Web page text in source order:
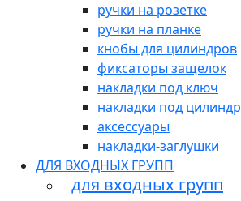
ручки на розетке
ручки на планке
кнобы для цилиндров
фиксаторы защелок
накладки под ключ
накладки под цилиндр
аксессуары
накладки-заглушки
ДЛЯ ВХОДНЫХ ГРУПП
для входных групп